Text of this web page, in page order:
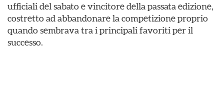
ufficiali del sabato e vincitore della passata edizione,
costretto ad abbandonare la competizione proprio
quando sembrava tra i principali favoriti per il
successo.